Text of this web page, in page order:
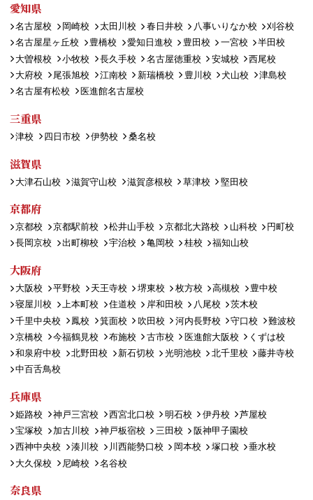
愛知県
名古屋校 岡崎校 太田川校 春日井校 八事いりなか校
刈谷校
名古屋星ヶ丘校
豊橋校 愛知日進校 豊田校 一宮校
半田校
大曽根校
小牧校 長久手校 名古屋徳重校 安城校
西尾校
大府校
尾張旭校 江南校 新瑞橋校 豊川校 犬山校
津島校
名古屋有松校
医進館名古屋校
三重県
津校 四日市校 伊勢校 桑名校
滋賀県
大津石山校 滋賀守山校 滋賀彦根校 草津校 堅田校
京都府
京都校 京都駅前校 松井山手校 京都北大路校 山科校
円町校
長岡京校
出町柳校 宇治校 亀岡校 桂校 福知山校
大阪府
大阪校 平野校 天王寺校 堺東校 枚方校 高槻校
豊中校
寝屋川校
上本町校 住道校 岸和田校 八尾校
茨木校
千里中央校
鳳校 箕面校 吹田校 河内長野校 守口校
難波校
京橋校
今福鶴見校 布施校 古市校 医進館大阪校
くずは校
和泉府中校
北野田校 新石切校 光明池校 北千里校
藤井寺校
中百舌鳥校
兵庫県
姫路校 神戸三宮校 西宮北口校 明石校 伊丹校
芦屋校
宝塚校
加古川校 神戸板宿校 三田校
阪神甲子園校
西神中央校
湊川校 川西能勢口校 岡本校 塚口校
垂水校
大久保校
尼崎校 名谷校
奈良県